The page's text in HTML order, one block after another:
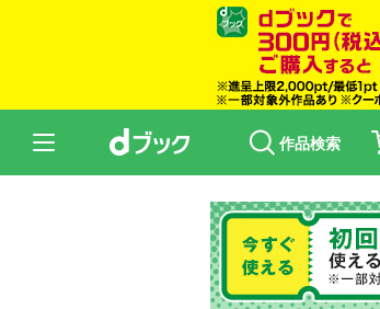
作品検索